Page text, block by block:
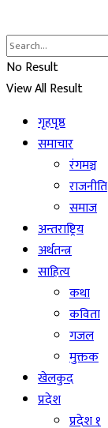
No Result
View All Result
गृहपृष्ठ
समाचार
रंगमञ्च
राजनीति
समाज
अन्तराष्ट्रिय
अर्थतन्त्र
साहित्य
कथा
कविता
गजल
मुक्तक
खेलकुद
प्रदेश
प्रदेश १